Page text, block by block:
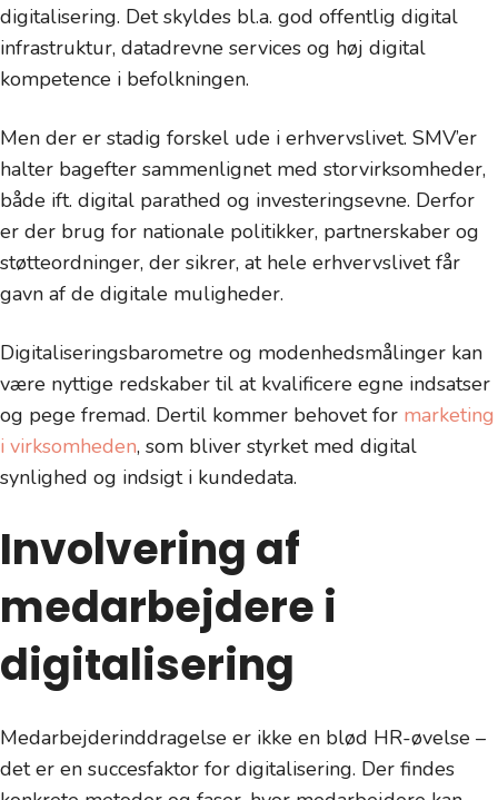
digitalisering. Det skyldes bl.a. god offentlig digital
infrastruktur, datadrevne services og høj digital
kompetence i befolkningen.
Men der er stadig forskel ude i erhvervslivet. SMV’er
halter bagefter sammenlignet med storvirksomheder,
både ift. digital parathed og investeringsevne. Derfor
er der brug for nationale politikker, partnerskaber og
støtteordninger, der sikrer, at hele erhvervslivet får
gavn af de digitale muligheder.
Digitaliseringsbarometre og modenhedsmålinger kan
være nyttige redskaber til at kvalificere egne indsatser
og pege fremad. Dertil kommer behovet for marketing
i virksomheden, som bliver styrket med digital
synlighed og indsigt i kundedata.
Involvering af
medarbejdere i
digitalisering
Medarbejderinddragelse er ikke en blød HR-øvelse –
det er en succesfaktor for digitalisering. Der findes